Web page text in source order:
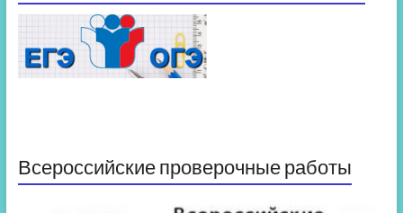
Всероссийские проверочные работы